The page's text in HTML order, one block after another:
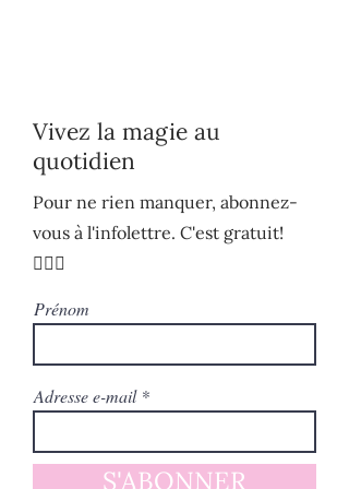
Vivez la magie au
quotidien
Pour ne rien manquer, abonnez-
vous à l'infolettre. C'est gratuit!
🧚🏻‍♀️
Prénom
Adresse e-mail
S'ABONNER